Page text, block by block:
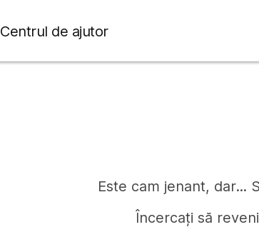
Centrul de ajutor
Este cam jenant, dar...
Încercați să